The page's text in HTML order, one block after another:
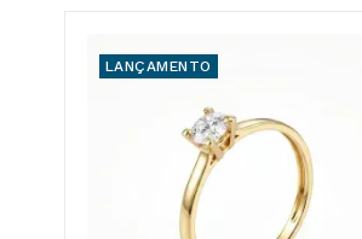
LANÇAMENTO